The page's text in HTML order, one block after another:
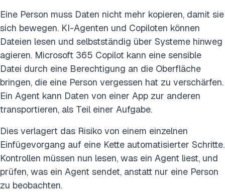
Eine Person muss Daten nicht mehr kopieren, damit sie
sich bewegen. KI-Agenten und Copiloten können
Dateien lesen und selbstständig über Systeme hinweg
agieren. Microsoft 365 Copilot kann eine sensible
Datei durch eine Berechtigung an die Oberfläche
bringen, die eine Person vergessen hat zu verschärfen.
Ein Agent kann Daten von einer App zur anderen
transportieren, als Teil einer Aufgabe.
Dies verlagert das Risiko von einem einzelnen
Einfügevorgang auf eine Kette automatisierter Schritte.
Kontrollen müssen nun lesen, was ein Agent liest, und
prüfen, was ein Agent sendet, anstatt nur eine Person
zu beobachten.